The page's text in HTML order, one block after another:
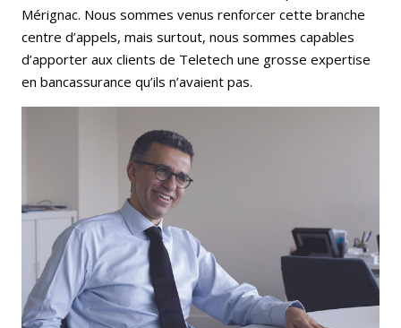
Mérignac. Nous sommes venus renforcer cette branche
centre d’appels, mais surtout, nous sommes capables
d’apporter aux clients de Teletech une grosse expertise
en bancassurance qu’ils n’avaient pas.